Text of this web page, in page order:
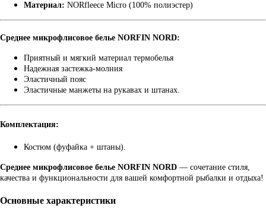
Материал: NORfleece Micro (100% полиэстер)
Среднее микрофлисовое белье NORFIN NORD:
Приятный и мягкий материал термобелья
Надежная застежка-молния
Эластичный пояс
Эластичные манжеты на рукавах и штанах.
Комплектация:
Костюм (фуфайка + штаны).
Среднее микрофлисовое белье NORFIN NORD — сочетание стиля,
качества и функциональности для вашей комфортной рыбалки и отдыха!
Основные характеристики